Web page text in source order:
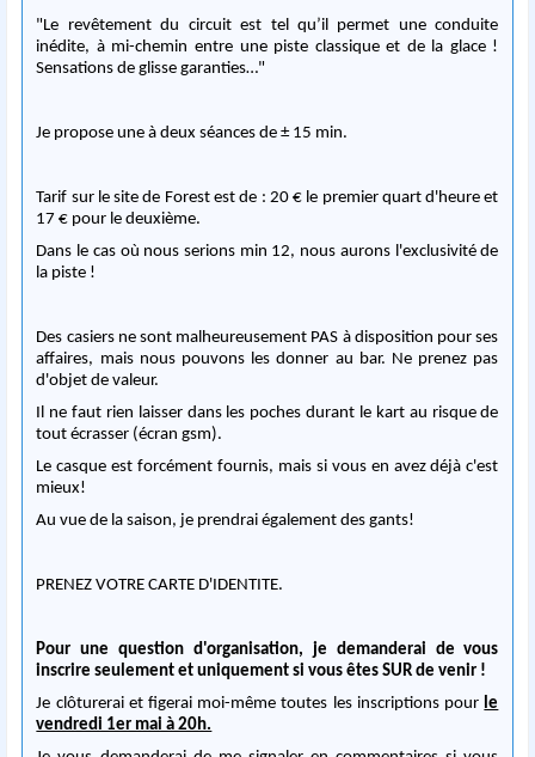
"Le revêtement du circuit est tel qu’il permet une conduite
inédite, à mi-chemin entre une piste classique et de la glace !
Sensations de glisse garanties…"
Je propose une à deux séances de ± 15 min.
Tarif sur le site de Forest est de : 20 € le premier quart d'heure et
17 € pour le deuxième.
Dans le cas où nous serions min 12, nous aurons l'exclusivité de
la piste !
Des casiers ne sont malheureusement PAS à disposition pour ses
affaires, mais nous pouvons les donner au bar. Ne prenez pas
d'objet de valeur.
Il ne faut rien laisser dans les poches durant le kart au risque de
tout écrasser (écran gsm).
Le casque est forcément fournis, mais si vous en avez déjà c'est
mieux!
Au vue de la saison, je prendrai également des gants!
PRENEZ VOTRE CARTE D'IDENTITE.
Pour une question d'organisation, je demanderai de vous
inscrire seulement et uniquement si vous êtes SUR de venir !
Je clôturerai et figerai moi-même toutes les inscriptions pour le
vendredi 1er mai à 20h.